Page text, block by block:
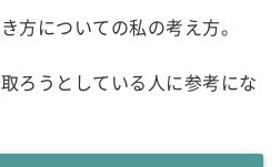
方についての私の考え方。
ろうとしている人に参考にな